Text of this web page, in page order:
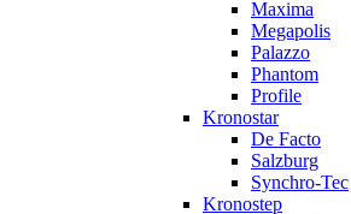
Maxima
Megapolis
Palazzo
Phantom
Profile
Kronostar
De Facto
Salzburg
Synchro-Tec
Kronostep